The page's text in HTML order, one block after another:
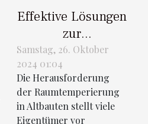
Effektive Lösungen
zur
Raumtemperierung
in Altbauten
Samstag, 26. Oktober
2024 01:04
Die Herausforderung
der Raumtemperierung
in Altbauten stellt viele
Eigentümer vor